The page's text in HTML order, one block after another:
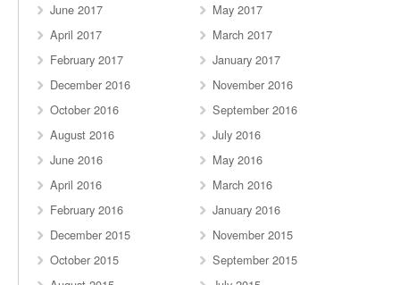
June 2017
May 2017
April 2017
March 2017
February 2017
January 2017
December 2016
November 2016
October 2016
September 2016
August 2016
July 2016
June 2016
May 2016
April 2016
March 2016
February 2016
January 2016
December 2015
November 2015
October 2015
September 2015